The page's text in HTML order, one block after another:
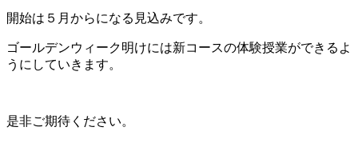
開始は５月からになる見込みです。
ゴールデンウィーク明けには新コースの体験授業ができるよ
うにしていきます。
是非ご期待ください。